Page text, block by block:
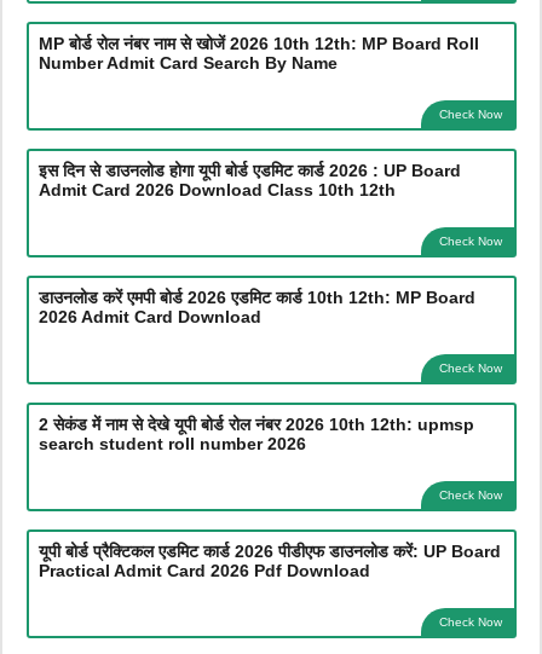
MP बोर्ड रोल नंबर नाम से खोजें 2026 10th 12th: MP Board Roll
Number Admit Card Search By Name
Check Now
इस दिन से डाउनलोड होगा यूपी बोर्ड एडमिट कार्ड 2026 : UP Board
Admit Card 2026 Download Class 10th 12th
Check Now
डाउनलोड करें एमपी बोर्ड 2026 एडमिट कार्ड 10th 12th: MP Board
2026 Admit Card Download
Check Now
2 सेकंड में नाम से देखे यूपी बोर्ड रोल नंबर 2026 10th 12th: upmsp
search student roll number 2026
Check Now
यूपी बोर्ड प्रैक्टिकल एडमिट कार्ड 2026 पीडीएफ डाउनलोड करें: UP Board
Practical Admit Card 2026 Pdf Download
Check Now